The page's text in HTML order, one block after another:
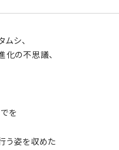
シ、
の不思議、
を
う姿を収めた